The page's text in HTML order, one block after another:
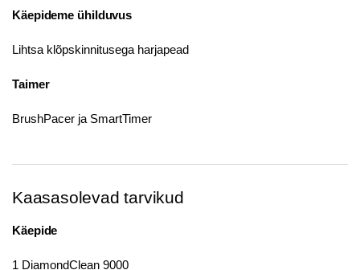
Käepideme ühilduvus
Lihtsa klõpskinnitusega harjapead
Taimer
BrushPacer ja SmartTimer
Kaasasolevad tarvikud
Käepide
1 DiamondClean 9000